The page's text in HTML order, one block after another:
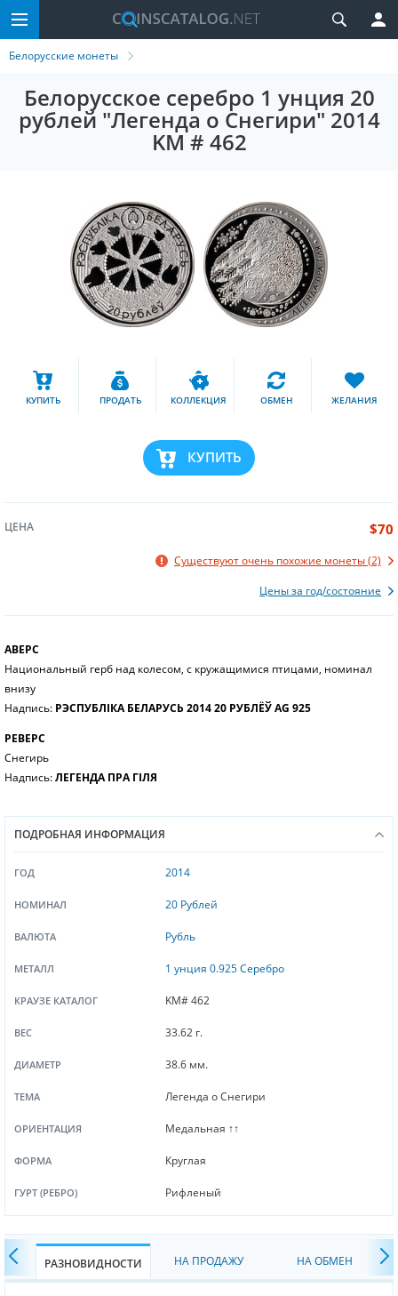
Белорусские монеты
Белорусское серебро 1 унция 20
рублей "Легенда о Снегири" 2014
KM # 462
КУПИТЬ ПРОДАТЬ КОЛЛЕКЦИЯ ОБМЕН ЖЕЛАНИЯ
КУПИТЬ
ЦЕНА $70
Существуют очень похожие монеты (2)
Цены за год/состояние
АВЕРС
Национальный герб над колесом, с кружащимися птицами, номинал
внизу
Надпись: РЭСПУБЛІКА БЕЛАРУСЬ 2014 20 РУБЛЁЎ AG 925
РЕВЕРС
Снегирь
Надпись:ЛЕГЕНДА ПРА ГІЛЯ
ПОДРОБНАЯ ИНФОРМАЦИЯ
ГОД 2014
НОМИНАЛ 20 Рублей
ВАЛЮТА Рубль
МЕТАЛЛ 1 унция 0.925 Серебро
КРАУЗЕ КАТАЛОГ KM# 462
ВЕС 33.62 г.
ДИАМЕТР 38.6 мм.
ТЕМА Легенда о Снегири
ОРИЕНТАЦИЯ Медальная ↑↑
ФОРМА Круглая
ГУРТ (РЕБРО) Рифленый
РАЗНОВИДНОСТИ НА ПРОДАЖУ НА ОБМЕН